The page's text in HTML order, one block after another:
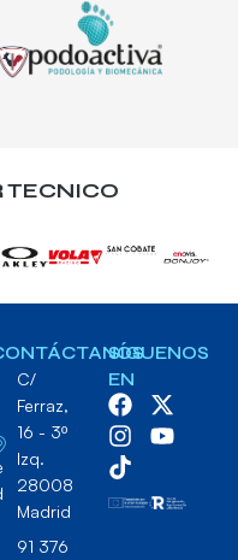
TECNICO
C/
Ferraz,
16 - 3º
Izq.
28008
Madrid
91 376
SÍGUENOS
EN